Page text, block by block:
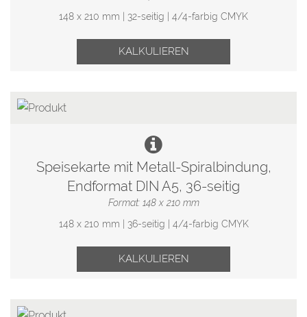
148 x 210 mm | 32-seitig | 4/4-farbig CMYK
KALKULIEREN
Speisekarte mit Metall-Spiralbindung,
Endformat DIN A5, 36-seitig
Format: 148 x 210 mm
148 x 210 mm | 36-seitig | 4/4-farbig CMYK
KALKULIEREN